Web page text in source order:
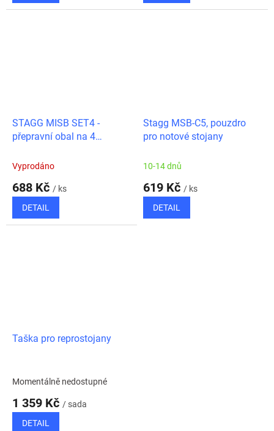
STAGG MISB SET4 -
přepravní obal na 4
Vyprodáno
688 Kč / ks
DETAIL
Stagg MSB-C5, pouzdro
pro notové stojany
10-14 dnů
619 Kč / ks
DETAIL
Taška pro reprostojany
Momentálně nedostupné
1 359 Kč / sada
DETAIL